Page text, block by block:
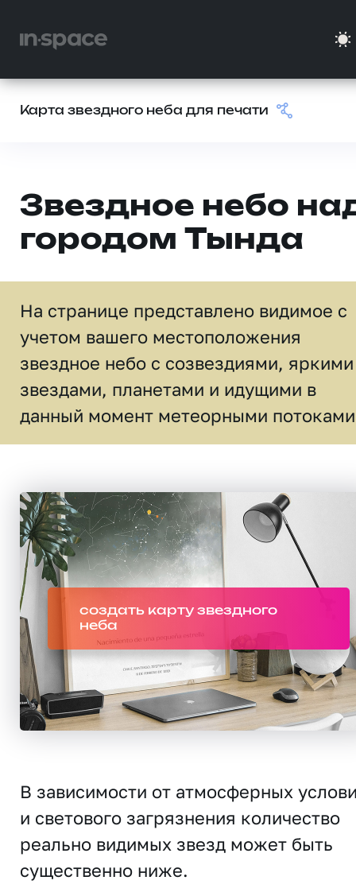
Карта звездного неба для печати
Звездное небо
городом Тында
На странице представлено видимое c
учетом вашего местоположения
звездное небо c созвездиями, яркими
звездами, планетами и идущими в
данный момент метеорными
создать карту звездного
неба
В зависимости от атмосферных
и светового загрязнения количество
реально видимых звезд может быть
существенно ниже.